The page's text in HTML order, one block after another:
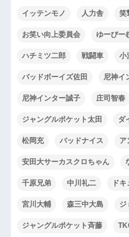
イッテンモノ 人力舎 笑
お笑い向上委員会 ゆーび
ハチミツ二郎 戦闘車 小
バッドボーイズ佐田 尼神イ
尼神インター誠子 庄司智春
ジャングルポケット太田 ダ
松岡充 バッドナイス ア
安田大サーカスクロちゃん
千原兄弟 中川礼二 ド
宮川大輔 森三中大島 ジ
ジャングルポケット斉藤